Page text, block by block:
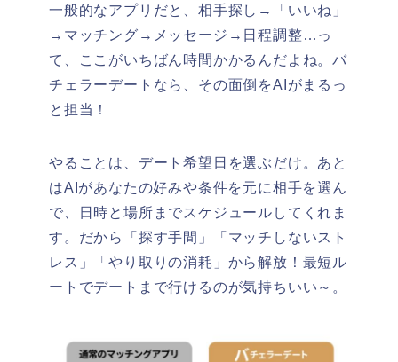
一般的なアプリだと、相手探し→「いいね」
→マッチング→メッセージ→日程調整…っ
て、ここがいちばん時間かかるんだよね。バ
チェラーデートなら、その面倒をAIがまるっ
と担当！
やることは、デート希望日を選ぶだけ。あと
はAIがあなたの好みや条件を元に相手を選ん
で、日時と場所までスケジュールしてくれま
す。だから「探す手間」「マッチしないスト
レス」「やり取りの消耗」から解放！最短ル
ートでデートまで行けるのが気持ちいい～。